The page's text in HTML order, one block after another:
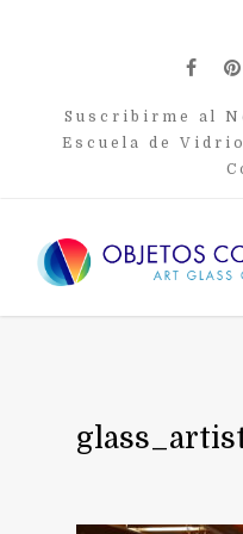
Suscribirme al
Escuela de Vidrio